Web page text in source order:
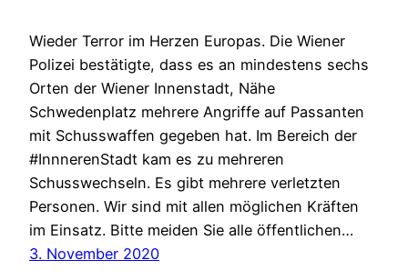
Wieder Terror im Herzen Europas. Die Wiener
Polizei bestätigte, dass es an mindestens sechs
Orten der Wiener Innenstadt, Nähe
Schwedenplatz mehrere Angriffe auf Passanten
mit Schusswaffen gegeben hat. Im Bereich der
#InnnerenStadt kam es zu mehreren
Schusswechseln. Es gibt mehrere verletzten
Personen. Wir sind mit allen möglichen Kräften
im Einsatz. Bitte meiden Sie alle öffentlichen…
3. November 2020